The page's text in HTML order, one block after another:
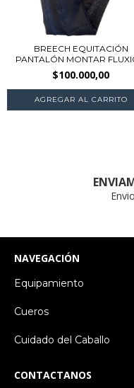
BREECH EQUITACIÓN
PANTALÓN MONTAR
$100.000,00
AGREGAR AL CARRITO
NAVEGACIÓN
Equipamiento
Cueros
Cuidado del Caballo
CONTACTANOS